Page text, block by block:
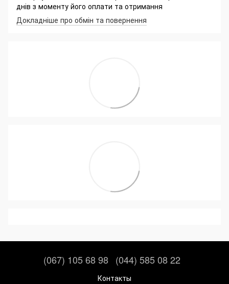
днів з моменту його оплати та отримання
Докладніше про обмін та повернення
(067) 105 68 98 (044) 585 08 22
Контакты